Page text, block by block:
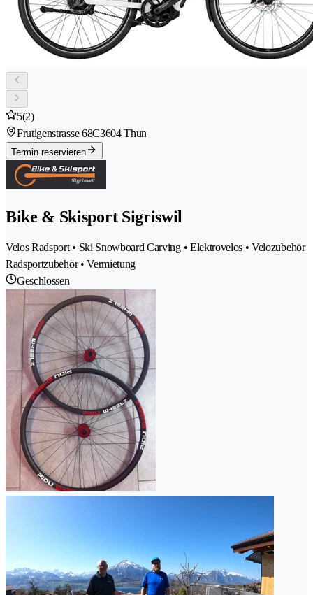
5(2)
Frutigenstrasse 68C3604 Thun
Termin reservieren
Bike & Skisport Sigriswil
Velos Radsport • Ski Snowboard Carving • Elektrovelos • Velozubehör
Radsportzubehör • Vermietung
Geschlossen